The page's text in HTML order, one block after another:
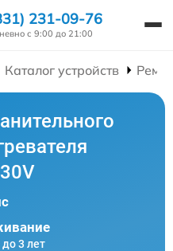
231-09-76
с 9:00 до 21:00
Каталог устройств
3 лет